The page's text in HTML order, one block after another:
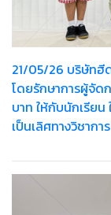
21/05/26 บริษัทฮีด
โดยรักษาการผู้จัด
บาท ให้กับนักเรียน ในกิจกรรม สอบชิงทุนการศึกษาค้นหาความ
เป็นเลิศทางวิชาก